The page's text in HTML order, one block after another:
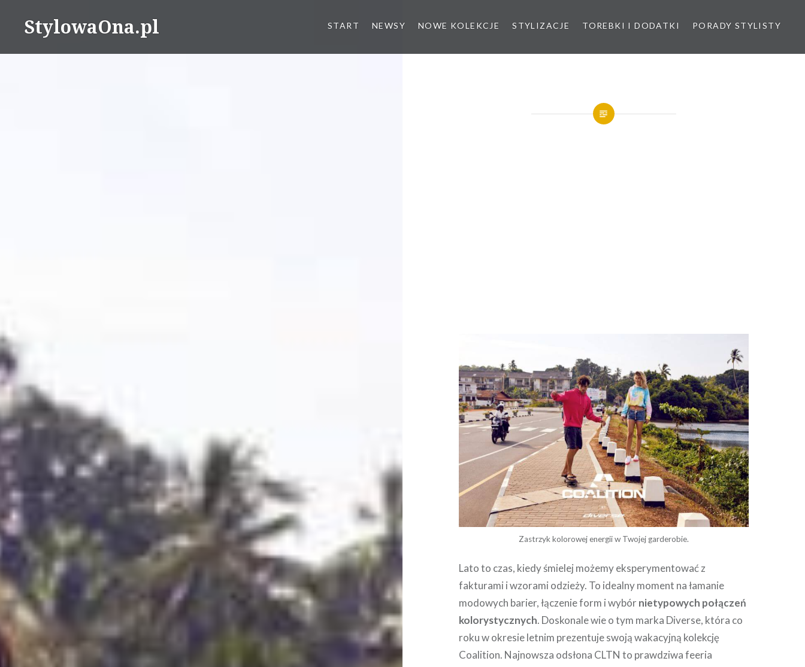
StylowaOna.pl START NEWSY NOWE KOLEKCJE STYLIZACJE TOREBKI I DODATKI PORADY STYLISTY
Zastrzyk kolorowej energii w Twojej garderobie.
Lato to czas, kiedy śmielej możemy eksperymentować z
fakturami i wzorami odzieży. To idealny moment na łamanie
modowych barier, łączenie form i wybórnietypowych połączeń
kolorystycznych. Doskonale wie o tym marka Diverse, która co
roku w okresie letnim prezentuje swoją wakacyjną kolekcję
Coalition. Najnowsza odsłona CLTN to prawdziwa feeria